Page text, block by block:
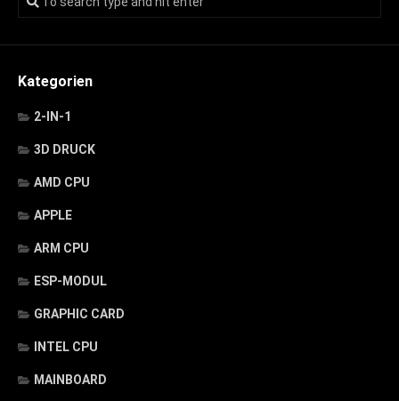
Kategorien
2-IN-1
3D DRUCK
AMD CPU
APPLE
ARM CPU
ESP-MODUL
GRAPHIC CARD
INTEL CPU
MAINBOARD